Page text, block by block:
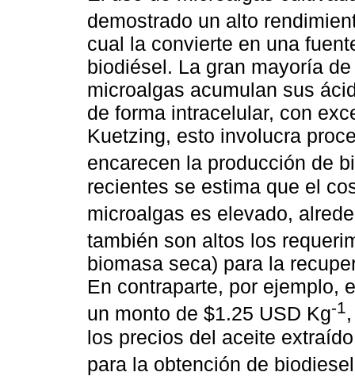
demostrado un alto
cual la convierte en una
biodiésel. La gran mayoría
microalgas acumulan sus
de forma intracelular, con
Kuetzing, esto involucra
encarecen la producción de
recientes se estima que el
microalgas es elevado,
también son altos los
biomasa seca) para la
En contraparte, por ejemplo,
un monto de $1.25 USD Kg-1
los precios del aceite
para la obtención de